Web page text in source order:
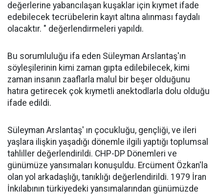
değerlerine yabancılaşan kuşaklar için kıymet ifade
edebilecek tecrübelerin kayıt altına alınması faydalı
olacaktır. " değerlendirmeleri yapıldı.
Bu sorumluluğu ifa eden Süleyman Arslantaş'ın
söyleşilerinin kimi zaman gıpta edilebilecek, kimi
zaman insanın zaaflarla malul bir beşer olduğunu
hatıra getirecek çok kıymetli anektodlarla dolu olduğu
ifade edildi.
Süleyman Arslantaş' ın çocukluğu, gençliği, ve ileri
yaşlara ilişkin yaşadığı dönemle ilgili yaptığı toplumsal
tahliller değerlendirildi. CHP-DP Dönemleri ve
günümüze yansımaları konuşuldu. Ercüment Özkan'la
olan yol arkadaşlığı, tanıklığı değerlendirildi. 1979 İran
İnkılabının türkiyedeki yansımalarından günümüzde